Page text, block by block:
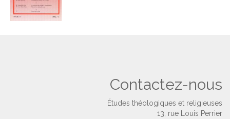
Contactez-nous
Études théologiques et religieuses
13, rue Louis Perrier